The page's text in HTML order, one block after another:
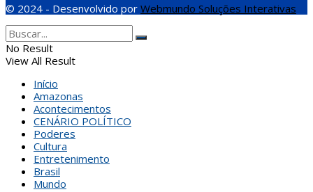
© 2024 - Desenvolvido por Webmundo Soluções Interativas
No Result
View All Result
Início
Amazonas
Acontecimentos
CENÁRIO POLÍTICO
Poderes
Cultura
Entretenimento
Brasil
Mundo